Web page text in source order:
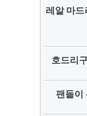
레알 마
호드리
팬들이